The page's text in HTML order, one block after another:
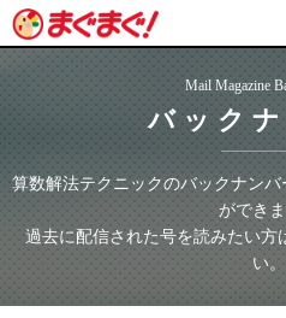
Mail Magazine
バック
算数解法テクニックのバックナンバ
ができま
過去に配信された号を読みたい
い。